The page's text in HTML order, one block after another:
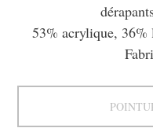
53% acrylique, 36%